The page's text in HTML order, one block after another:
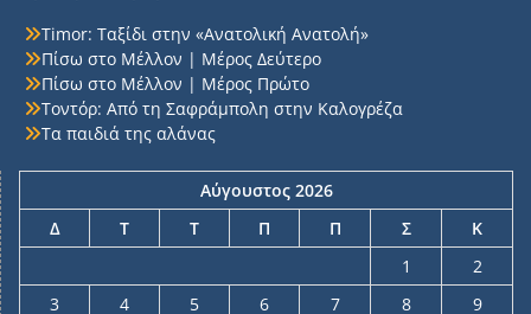
Timor: Ταξίδι στην «Ανατολική Ανατολή»
Πίσω στο Μέλλον | Μέρος Δεύτερο
Πίσω στο Μέλλον | Μέρος Πρώτο
Τοντόρ: Από τη Σαφράμπολη στην Καλογρέζα
Τα παιδιά της αλάνας
Αύγουστος 2026
Δ
Τ Τ Π Π Σ
Κ
1
2
3
4 5 6 7 8
9